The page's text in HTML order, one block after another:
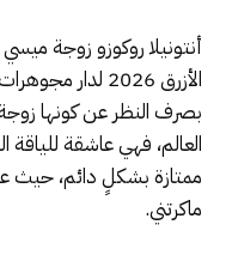
أنتونيلا روكوزو زوجة
الأزرق 2026 لدار مجوهرات تيفاني آند كو الفاخرة:
بصرف النظر عن كونها
العالم، فهي عاشقة
ممتازة بشكلٍ دائم، حيث
ماكرتني.